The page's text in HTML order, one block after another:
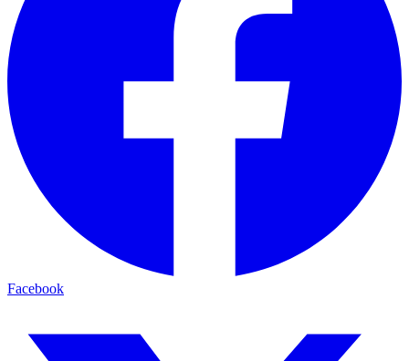
Facebook